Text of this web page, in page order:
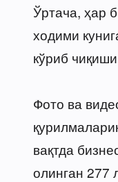
Ўртача, ҳар
ходими
кўриб
Фото ва
вақтда
олинган 277